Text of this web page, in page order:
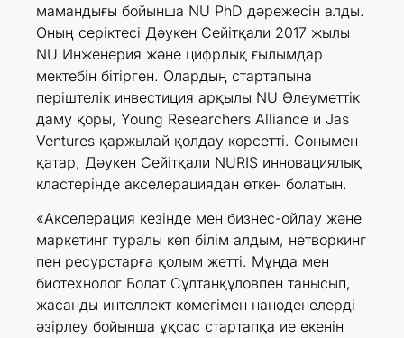
мамандығы бойынша NU PhD дәрежесін алды.
Оның серіктесі Дәукен Сейітқали 2017 жылы
NU Инженерия және цифрлық ғылымдар
мектебін бітірген. Олардың стартапына
періштелік инвестиция арқылы NU Әлеуметтік
даму қоры, Young Researchers Alliance и Jas
Ventures қаржылай қолдау көрсетті. Сонымен
қатар, Дәукен Сейітқали NURIS инновациялық
кластерінде акселерациядан өткен болатын.
«Акселерация кезінде мен бизнес-ойлау және
маркетинг туралы көп білім алдым, нетворкинг
пен ресурстарға қолым жетті. Мұнда мен
биотехнолог Болат Сұлтанқұловпен танысып,
жасанды интеллект көмегімен наноденелерді
әзірлеу бойынша ұқсас стартапқа ие екенін